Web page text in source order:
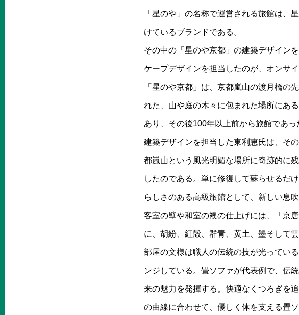
「星のや」の名称で運営される旅館は、
けているブランドである。
その中の「星のや京都」の建築デザイン
ケープデザインを担当したのが、オンサ
「星のや京都」は、京都嵐山の渡月橋の
れた、山や庭の木々に包まれた場所にあ
あり、その後100年以上前から旅館であっ
建築デザインを担当した東利恵氏は、そ
都嵐山という風光明媚な場所に奇跡的に
したのである。単に修復して蘇らせるだ
らしさのある高級旅館として、新しい息
客室の壁や和室の襖の仕上げには、「京
に、胡紛、紅殻、群青、黄土、墨そして
部屋の文様は職人の伝統の技が光ってい
ンジしている。畳ソファが代表例で、伝
来の魅力を発揮する。快適なくつろぎを
の曲線に合わせて、優しく体を支える畳